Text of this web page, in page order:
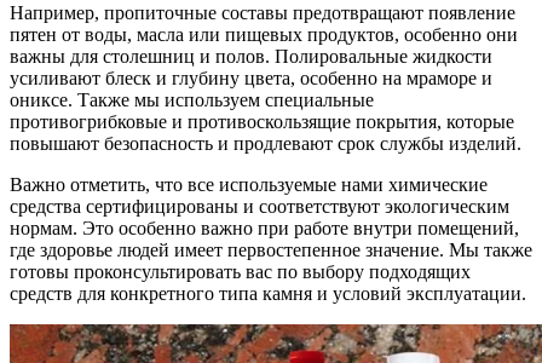
Например, пропиточные составы предотвращают появление
пятен от воды, масла или пищевых продуктов, особенно они
важны для столешниц и полов. Полировальные жидкости
усиливают блеск и глубину цвета, особенно на мраморе и
ониксе. Также мы используем специальные
противогрибковые и противоскользящие покрытия, которые
повышают безопасность и продлевают срок службы изделий.
Важно отметить, что все используемые нами химические
средства сертифицированы и соответствуют экологическим
нормам. Это особенно важно при работе внутри помещений,
где здоровье людей имеет первостепенное значение. Мы также
готовы проконсультировать вас по выбору подходящих
средств для конкретного типа камня и условий эксплуатации.